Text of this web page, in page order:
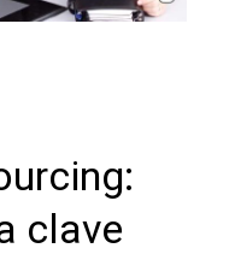
clave